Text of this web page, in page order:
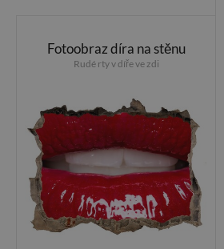
Fotoobraz díra na stěnu
Rudé rty v díře ve zdi